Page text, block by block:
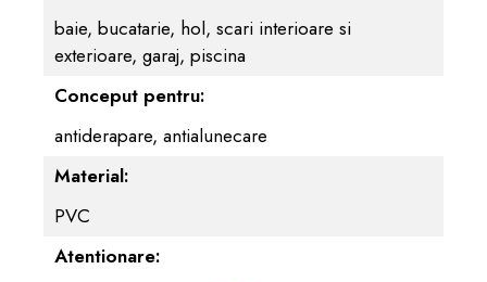
baie, bucatarie, hol, scari interioare si
exterioare, garaj, piscina
Conceput pentru:
antiderapare, antialunecare
Material:
PVC
Atentionare: